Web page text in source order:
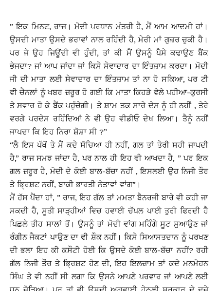
” ਇਕ ਮਿਨਟ, ਰਾਜ। ਮੋਦੀ ਪਰਧਾਨ ਮੰਤਰੀ ਹੈ, ਮੈਂ ਆਮ ਆਦਮੀ ਹਾਂ।
ਉਸਦੀ ਮਾਤਾ ਉਸਦੇ ਭਰਾਵਾਂ ਨਾਲ ਰਹਿੰਦੀ ਹੈ, ਮੇਰੀ ਮਾਂ ਗੁਜ਼ਰ ਚੁਕੀ ਹੈ।
ਪਰ ਜੇ ਉਹ ਜਿਊਂਦੀ ਵੀ ਹੁੰਦੀ, ਤਾਂ ਕੀ ਮੈਂ ਉਸਨੂੰ ਪੈਸੇ ਕਢਾਉਣ ਬੈਂਕ
ਭੇਜਦਾ? ਜਾਂ ਆਪ ਜਾਂਦਾ ਜਾਂ ਕਿਸੇ ਸੇਵਾਦਾਰ ਦਾ ਇੰਤਜ਼ਾਮ ਕਰਦਾ। ਮੋਦੀ
ਜੀ ਦੀ ਮਾਤਾ ਲਈ ਸੇਵਾਦਾਰ ਦਾ ਇੰਤਜ਼ਾਮ ਤਾਂ ਨਾ ਹੋ ਸਕਿਆ, ਪਰ ਟੀ
ਵੀ ਚੈਨਲਾਂ ਨੂੰ ਖਬਰ ਜ਼ਰੂਰ ਹੋ ਗਈ ਕਿ ਮਾਤਾ ਕਿਹੜੇ ਵੇਲੇ ਪਹੀਆ-ਕੁਰਸੀ
ਤੇ ਸਵਾਰ ਹੋ ਕੇ ਬੈਂਕ ਪਹੁੰਚੇਗੀ। ਤੇ ਸ਼ਾਮ ਤਕ ਸਾਰੇ ਦੇਸ ਨੂੰ ਹੀ ਨਹੀਂ , ਤੇਰੇ
ਵਰਗੇ ਪਰਦੇਸ ਰਹਿੰਦਿਆਂ ਨੇ ਵੀ ਉਹ ਵੀਡੀਓ ਦੇਖ ਲਿਆ। ਤੈਨੂੰ ਨਹੀਂ
ਜਾਪਦਾ ਕਿ ਇਹ ਨਿਰਾ ਸ਼ੋਸ਼ਾ ਸੀ ?”
“ਲੈ ਇਸ ਪੱਖੋਂ ਤੇ ਮੈਂ ਕਦੇ ਸੋਚਿਆ ਹੀ ਨਹੀਂ, ਗਲ ਤਾਂ ਤੇਰੀ ਸਹੀ ਜਾਪਦੀ
ਹੈ,” ਰਾਜ ਸਮਝ ਜਾਂਦਾ ਹੈ, ਪਰ ਨਾਲ ਹੀ ਇਹ ਵੀ ਆਖਦਾ ਹੈ, ” ਪਰ ਇਕ
ਗਲ ਜ਼ਰੂਰ ਹੈ, ਮੋਦੀ ਦੇ ਕੋਈ ਬਾਲ-ਬੱਚਾ ਨਹੀਂ , ਇਸਲਈ ਉਹ ਨਿਜੀ ਤੌਰ
ਤੇ ਭ੍ਰਿਸ਼ਟ ਨਹੀਂ, ਬਾਕੀ ਭਾਰਤੀ ਨੇਤਾਵਾਂ ਵਾਂਗ”।
ਮੈਂ ਹੱਸ ਪੈਂਦਾ ਹਾਂ, ” ਰਾਜ, ਇਹ ਗੱਲ ਤਾਂ ਮਮਤਾ ਬੈਨਰਜੀ ਬਾਰੇ ਵੀ ਕਹੀ ਜਾ
ਸਕਦੀ ਹੈ, ਸੂਤੀ ਸਾੜ੍ਹੀਆਂ ਵਿਚ ਹਵਾਈ ਚੱਪਲ ਪਾਈ ਤੁਰੀ ਫਿਰਦੀ ਹੈ
ਪਿਛਲੇ ਤੀਹ ਸਾਲਾਂ ਤੋਂ। ਉਸਨੂੰ ਤਾਂ ਮੋਦੀ ਵਾਂਗ ਮਹਿੰਗੇ ਸੂਟ ਸੁਆਉਣ ਜਾਂ
ਰੰਗੀਨ ਜੈਕਟਾਂ ਪਾਉਣ ਦਾ ਵੀ ਸ਼ੌਕ ਨਹੀਂ। ਕਿਸੇ ਸਿਆਸਤਦਾਨ ਨੂੰ ਪਰਖਣ
ਦੀ ਭਲਾ ਇਹ ਕੀ ਕਸੌਟੀ ਹੋਈ ਕਿ ਉਸਦੇ ਕੋਈ ਬਾਲ-ਬੱਚਾ ਨਹੀਂ? ਰਹੀ
ਗੱਲ ਨਿਜੀ ਤੌਰ ਤੇ ਭ੍ਰਿਸ਼ਟ ਹੋਣ ਦੀ, ਇਹ ਇਲਜ਼ਾਮ ਤਾਂ ਕਦੇ ਮਨਮੋਹਨ
ਸਿੰਘ ਤੇ ਵੀ ਨਹੀਂ ਸੀ ਲਗਾ ਕਿ ਉਸਨੇ ਆਪਣੇ ਪਰਵਾਰ ਜਾਂ ਆਪਣੇ ਲਈ